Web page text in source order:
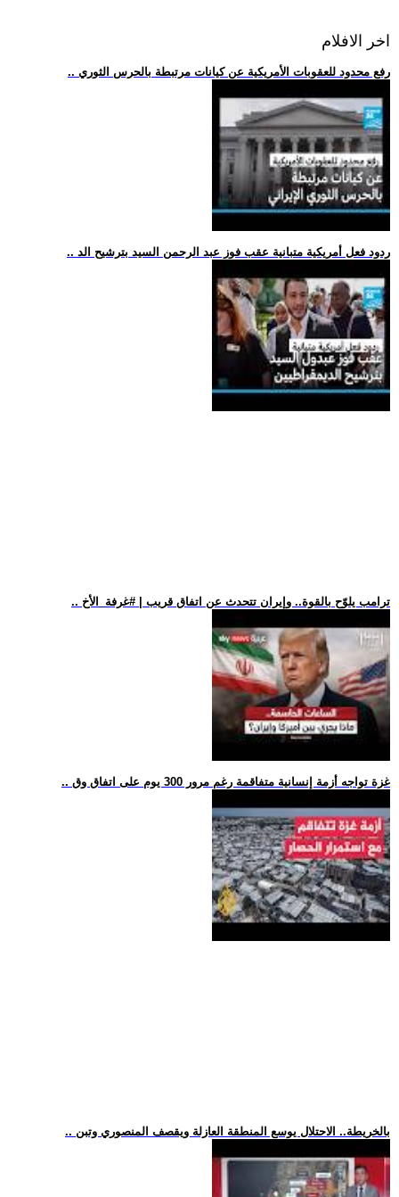
اخر الافلام
.. رفع محدود للعقوبات الأمريكية عن كيانات مرتبطة بالحرس الثوري
.. ردود فعل أمريكية متبانية عقب فوز عبد الرحمن السيد بترشيح الد
.. ترامب يلوّح بالقوة.. وإيران تتحدث عن اتفاق قريب | #غرفة_الأخ
.. غزة تواجه أزمة إنسانية متفاقمة رغم مرور 300 يوم على اتفاق وق
.. بالخريطة.. الاحتلال يوسع المنطقة العازلة ويقصف المنصوري وتبن